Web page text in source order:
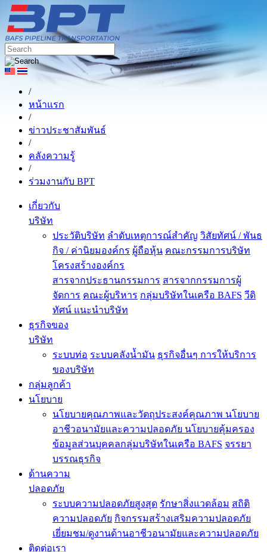
/
หน้าแรก
/
ข่าวประชาสัมพันธ์
/
คลังความรู้
/
ร่วมงานกับ BPT
เกี่ยวกับ
บริษัท
ประวัติบริษัท ลำดับเหตุการณ์สำคัญ วิสัยทัศน์ / พันธ
กิจ / ค่านิยมองค์กร ผู้ถือหุ้น คณะกรรมการบริษัท
โครงสร้างองค์กร
สารจากประธานกรรมการ สารจากกรรมการผู้
จัดการ คณะผู้บริหาร กลุ่มบริษัทในเครือ BAFS วีดิ
ทัศน์ แนะนำบริษัท
ธุรกิจของ
บริษัท
ระบบท่อ ระบบคลังน้ำมัน ธุรกิจอื่นๆ การให้บริการ
ของบริษัท
กลุ่มลูกค้า
นโยบาย
นโยบายคุณภาพและวัตถุประสงค์คุณภาพ นโยบาย
อาชีวอนามัยและความปลอดภัย นโยบายคุ้มครอง
ข้อมูลส่วนบุคคลกลุ่มบริษัทในเครือ BAFS จรรยา
บรรณธุรกิจ
ด้านความ
ปลอดภัย
ระบบความปลอดภัยสูงสุด รักษาสิ่งแวดล้อม สถิติ
ความปลอดภัย กิจกรรมสร้างเสริมความปลอดภัย
เยี่ยมชม/ดูงานด้านอาชีวอนามัยและความปลอดภัย
ติดต่อเรา